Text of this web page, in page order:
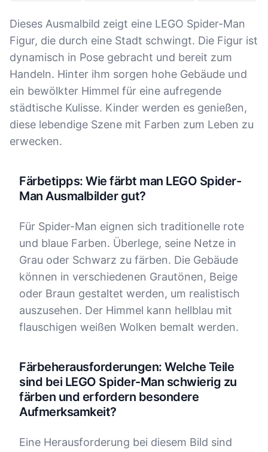
Dieses Ausmalbild zeigt eine LEGO Spider-Man
Figur, die durch eine Stadt schwingt. Die Figur ist
dynamisch in Pose gebracht und bereit zum
Handeln. Hinter ihm sorgen hohe Gebäude und
ein bewölkter Himmel für eine aufregende
städtische Kulisse. Kinder werden es genießen,
diese lebendige Szene mit Farben zum Leben zu
erwecken.
Färbetipps: Wie färbt man LEGO Spider-
Man Ausmalbilder gut?
Für Spider-Man eignen sich traditionelle rote
und blaue Farben. Überlege, seine Netze in
Grau oder Schwarz zu färben. Die Gebäude
können in verschiedenen Grautönen, Beige
oder Braun gestaltet werden, um realistisch
auszusehen. Der Himmel kann hellblau mit
flauschigen weißen Wolken bemalt werden.
Färbeherausforderungen: Welche Teile
sind bei LEGO Spider-Man schwierig zu
färben und erfordern besondere
Aufmerksamkeit?
Eine Herausforderung bei diesem Bild sind